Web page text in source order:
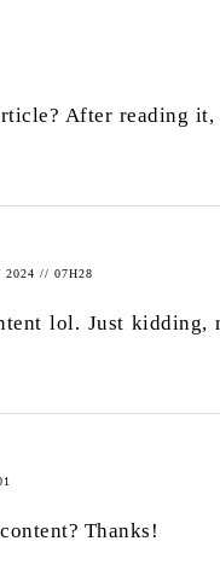
After reading
2024 // 07H28
lol. Just kidding,
Thanks!